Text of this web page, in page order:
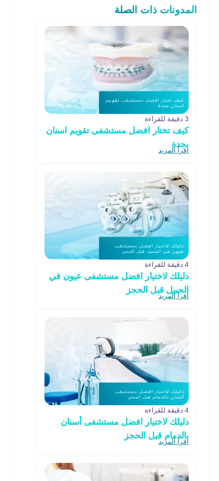
المدونات ذات الصلة
3 دقيقة للقراءة
كيف تختار افضل مستشفى تقويم اسنان
بجدة
اقرأ المزيد
4 دقيقة للقراءة
دليلك لاختيار افضل مستشفى عيون في
الجبيل قبل الحجز
اقرأ المزيد
4 دقيقة للقراءة
دليلك لاختيار افضل مستشفى أسنان
بالدمام قبل الحجز
اقرأ المزيد